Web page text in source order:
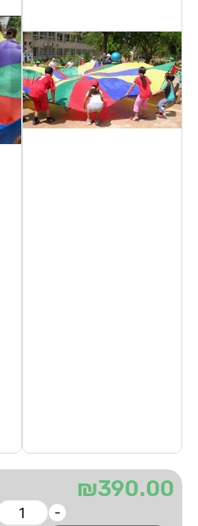
₪390.00
-